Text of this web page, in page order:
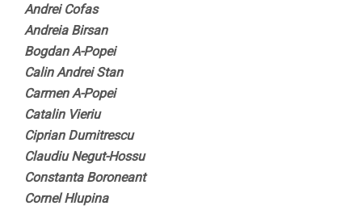
Andrei Cofas
Andreia Birsan
Bogdan A-Popei
Calin Andrei Stan
Carmen A-Popei
Catalin Vieriu
Ciprian Dumitrescu
Claudiu Negut-Hossu
Constanta Boroneant
Cornel Hlupina